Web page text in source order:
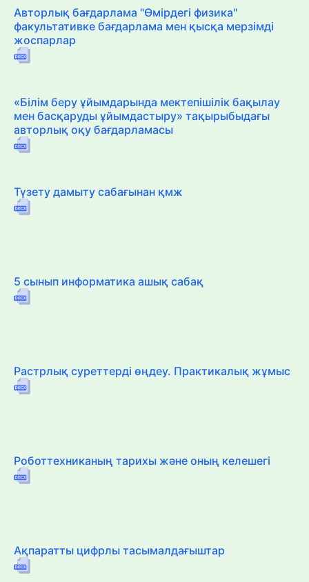
Авторлық бағдарлама "Өмірдегі физика"
факультативке бағдарлама мен қысқа мерзімді
жоспарлар
«Білім беру ұйымдарында мектепішілік бақылау
мен басқаруды ұйымдастыру» тақырыбыдағы
авторлық оқу бағдарламасы
Түзету дамыту сабағынан қмж
5 сынып информатика ашық сабақ
Растрлық суреттерді өңдеу. Практикалық жұмыс
Роботтехниканың тарихы және оның келешегі
Ақпаратты цифрлы тасымалдағыштар